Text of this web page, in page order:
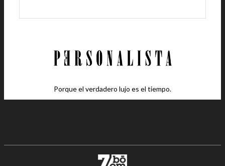
Porque el verdadero lujo es el tiempo.